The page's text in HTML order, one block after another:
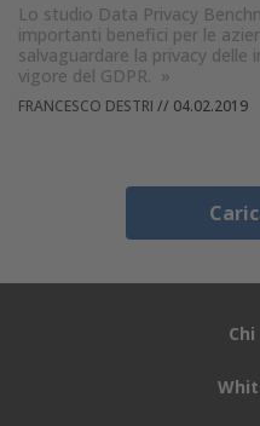
Lo studio Data Privacy
importanti benefici per le
salvaguardare la privacy
vigore del GDPR. »
FRANCESCO DESTRI // 04.02.2019